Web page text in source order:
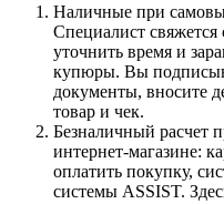
Наличные при
Специалист
уточнить время и
купюры. Вы
документы, вносите
товар и чек.
Безналичный расчет
интернет-магазине:
оплатить покупку,
системы ASSIST.